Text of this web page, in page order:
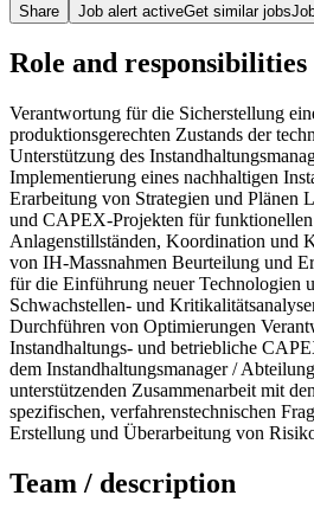
Share Job alert activeGet similar jobs
Role and responsibilities
Verantwortung für die Sicherstellung
produktionsgerechten Zustands der
Unterstützung des
Implementierung eines nachhaltigen
Erarbeitung von Strategien und Plänen
und CAPEX-Projekten für funktionellen
Anlagenstillständen, Koordination und
von IH-Massnahmen Beurteilung und
für die Einführung neuer Technologien
Schwachstellen- und
Durchführen von Optimierungen
Instandhaltungs- und betriebliche
dem Instandhaltungsmanager /
unterstützenden Zusammenarbeit mit
spezifischen, verfahrenstechnischen
Erstellung und Überarbeitung von
Team / description